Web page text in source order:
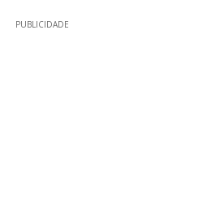
PUBLICIDADE